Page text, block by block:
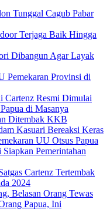
Tunggal Cagub Pabar
Terjaga Baik Hingga
Dibangun Agar Layak
Pemekaran Provinsi di
Cartenz Resmi Dimulai
di Masanya
Ditembak KKB
Kasuari Bereaksi Keras
UU Otsus Papua
Pemerintahan
Cartenz Tertembak
2024
Belasan Orang Tewas
Papua, Ini